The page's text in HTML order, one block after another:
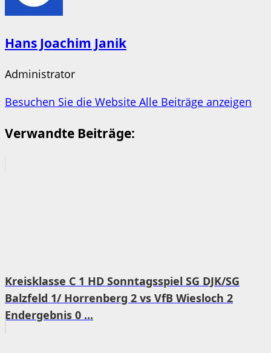
Hans Joachim Janik
Administrator
Besuchen Sie die Website Alle Beiträge anzeigen
Verwandte Beiträge:
Kreisklasse C 1 HD Sonntagsspiel SG DJK/SG
Balzfeld 1/ Horrenberg 2 vs VfB Wiesloch 2
Endergebnis 0 ...